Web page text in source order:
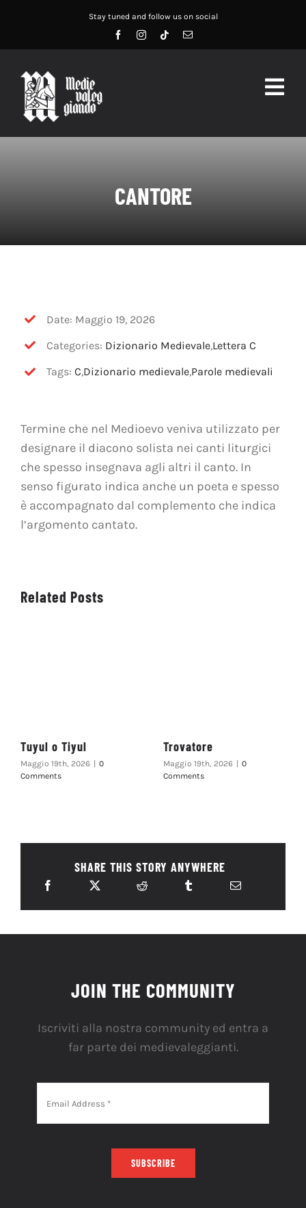
contenuto
Stay tuned and follow us on social
HOME
DIDATTICA
OFF TOPIC
CONTATTI
CANTORE
Date: Maggio 19, 2026
Categories: Dizionario Medievale,Lettera C
Tags:C,Dizionario medievale,Parole medievali
Termine che nel Medioevo veniva utilizzato per
designare il diacono solista nei canti liturgici
che spesso insegnava agli altri il canto. In
senso figurato indica anche un poeta e spesso
è accompagnato dal complemento che indica
l’argomento cantato.
Related Posts
Tuyul o Tiyul
Maggio 19th, 2026
0
Comments
Trovatore
Maggio 19th, 2026
0
Comments
SHARE THIS STORY ANYWHERE
JOIN THE COMMUNITY
Iscriviti alla nostra community ed entra a
far parte dei medievaleggianti.
SUBSCRIBE